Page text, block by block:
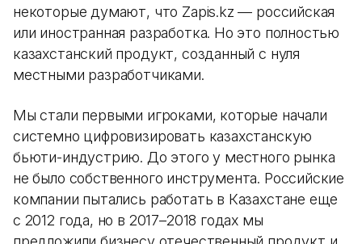
некоторые думают, что Zapis.kz — российская
или иностранная разработка. Но это полностью
казахстанский продукт, созданный с нуля
местными разработчиками.
Мы стали первыми игроками, которые начали
системно цифровизировать казахстанскую
бьюти-индустрию. До этого у местного рынка
не было собственного инструмента. Российские
компании пытались работать в Казахстане еще
с 2012 года, но в 2017–2018 годах мы